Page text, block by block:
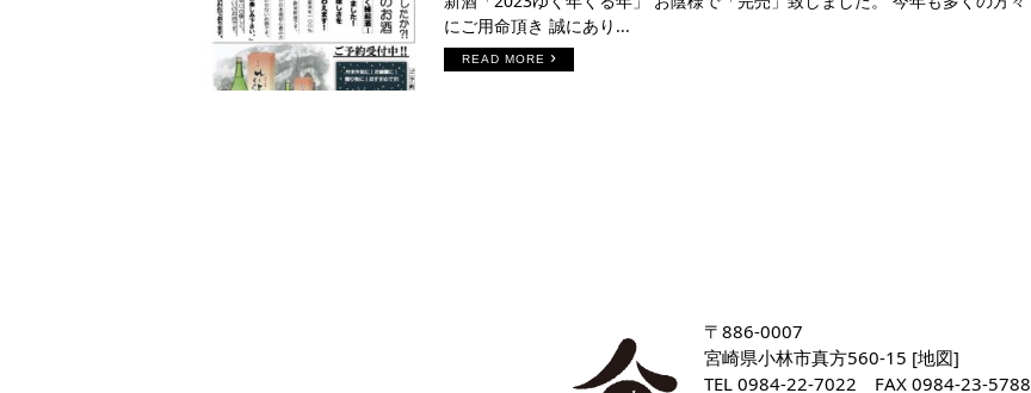
にご用命頂き 誠にあり...
READ MORE
〒886-0007
宮崎県小林市真方560-15 [地図]
TEL 0984-22-7022 FAX 0984-23-5788